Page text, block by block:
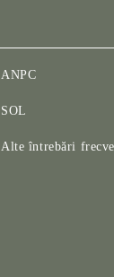
ANPC
SOL
Alte întrebări